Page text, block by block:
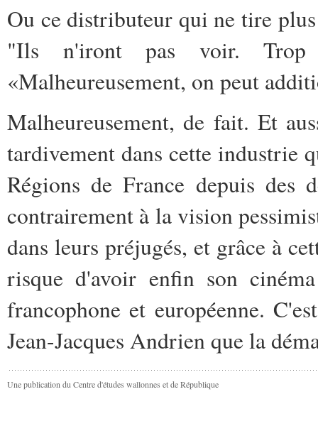
Ou ce distributeur qui ne tire
"Ils n'iront pas voir.
«Malheureusement, on peut
Malheureusement, de fait. Et
tardivement dans cette industrie
Régions de France depuis des
contrairement à la vision
dans leurs préjugés, et grâce à
risque d'avoir enfin son
francophone et européenne.
Jean-Jacques Andrien que la
Une publication du Centre d'études wallonnes et de République